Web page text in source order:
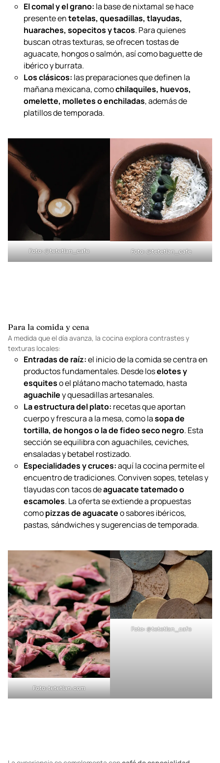
espirulina, avena o golden milk. Se complementan
con mousse de chía o quinoa, yogurt de coco, platos
de frutos rojos y jugos de piña con moringa o
hierbabuena.
El comal y el grano:la base de nixtamal se hace
presente entetelas, quesadillas, tlayudas,
huaraches, sopecitos y tacos. Para quienes
buscan otras texturas, se ofrecen tostas de
aguacate, hongos o salmón, así como baguette de
ibérico y burrata.
mañana mexicana, comochilaquiles, huevos,
omelette, molletes o enchiladas, además de
platillos de temporada.
Para la comida y cena
A medida que el día avanza, la cocina explora contrastes y
texturas locales:
Entradas de raíz:el inicio de la comida se centra en
productos fundamentales. Desde loselotes y
esquiteso el plátano macho tatemado, hasta
aguachiley quesadillas artesanales.
La estructura del plato:recetas que aportan
cuerpo y frescura a la mesa, como lasopa de
tortilla, de hongos o la de fideo seco negro. Esta
sección se equilibra con aguachiles, ceviches,
ensaladas y betabel rostizado.
Especialidades y cruces:aquí la cocina permite el
encuentro de tradiciones. Conviven sopes, tetelas y
escamoles. La oferta se extiende a propuestas
como pizzas de aguacateo sabores ibéricos,
pastas, sándwiches y sugerencias de temporada.